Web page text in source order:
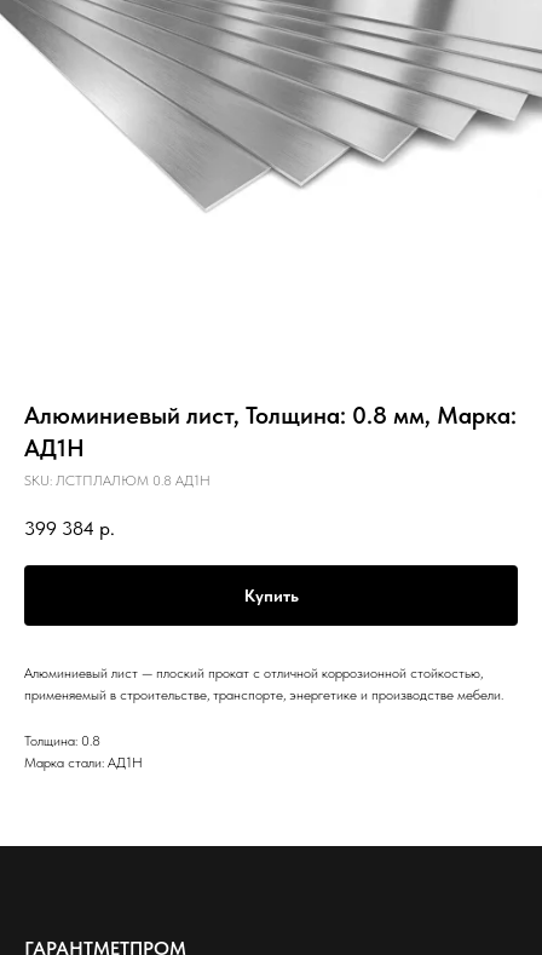
Алюминиевый лист, Толщина: 0.8 мм, Марка:
АД1Н
SKU: ЛСТПЛАЛЮМ 0.8 АД1Н
399 384 р.
Купить
Алюминиевый лист — плоский прокат с отличной коррозионной стойкостью,
применяемый в строительстве, транспорте, энергетике и производстве мебели.
Толщина: 0.8
Марка стали: АД1Н
ГАРАНТМЕТПРОМ